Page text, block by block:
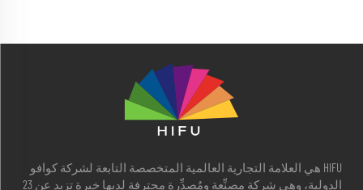
HIFU هي العلامة التجارية العالمية المتخصصة التابعة لشركة كوافو
الدولية، وهي شركة مصنِّعة ومُصدِّرة محترفة لديها خبرة تزيد عن 23